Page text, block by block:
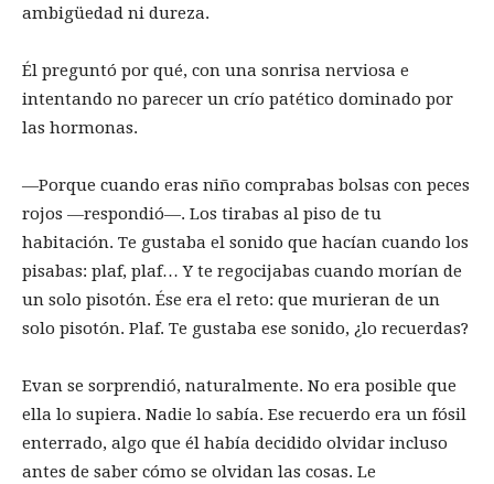
ambigüedad ni dureza.
Él preguntó por qué, con una sonrisa nerviosa e
intentando no parecer un crío patético dominado por
las hormonas.
—Porque cuando eras niño comprabas bolsas con peces
rojos —respondió—. Los tirabas al piso de tu
habitación. Te gustaba el sonido que hacían cuando los
pisabas: plaf, plaf… Y te regocijabas cuando morían de
un solo pisotón. Ése era el reto: que murieran de un
solo pisotón. Plaf. Te gustaba ese sonido, ¿lo recuerdas?
Evan se sorprendió, naturalmente. No era posible que
ella lo supiera. Nadie lo sabía. Ese recuerdo era un fósil
enterrado, algo que él había decidido olvidar incluso
antes de saber cómo se olvidan las cosas. Le